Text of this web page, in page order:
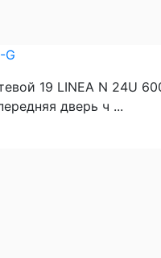
G
19 LINEA N 24U
дверь ч ...